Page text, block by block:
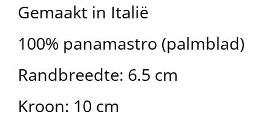
Gemaakt in Italië
100% panamastro (palmblad)
Randbreedte: 6.5 cm
Kroon: 10 cm